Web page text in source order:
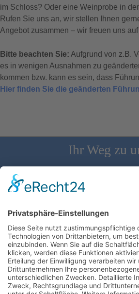
im Schloss? Oder eine Weinprobe in
Rufen Sie uns an, wir stellen Ihnen
Angebot zusammen – wir freuen uns
Bitte beachten Sie: Aufgrund von z.B.
es in wenigen Ausnahmen zu
kommen bzw. kann es sein, dass
Hier finden Sie die geänderten
Ihr Weg zu
Schloss Bürgeln, 79418 Schliengen |
Mail:
Wir benötigen Ihre
Google Maps-Service
Wir verwenden einen
Drittanbieters, um
Dieser Service kann Daten zu
sammeln. Bitte lesen Sie die